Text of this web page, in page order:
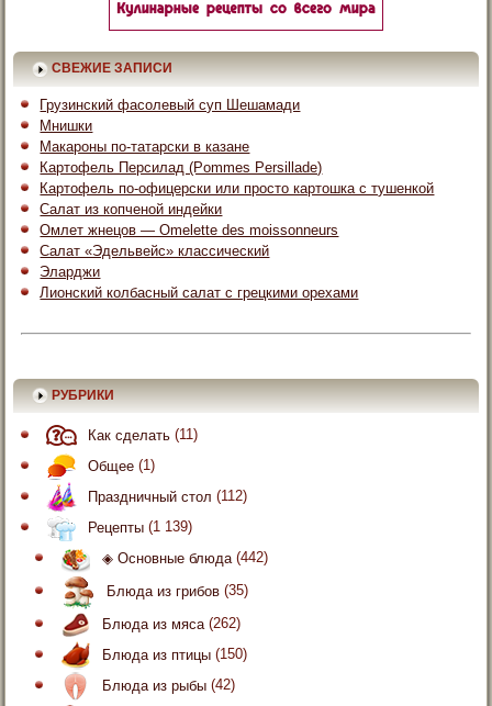
СВЕЖИЕ ЗАПИСИ
Грузинский фасолевый суп Шешамади
Мнишки
Макароны по-татарски в казане
Картофель Персилад (Pommes Persillade)
Картофель по-офицерски или просто картошка с тушенкой
Салат из копченой индейки
Омлет жнецов — Omelette des moissonneurs
Салат «Эдельвейс» классический
Эларджи
Лионский колбасный салат с грецкими орехами
РУБРИКИ
Как сделать (11)
Общее (1)
Праздничный стол (112)
Рецепты (1 139)
◈ Основные блюда (442)
Блюда из грибов (35)
Блюда из мяса (262)
Блюда из птицы (150)
Блюда из рыбы (42)